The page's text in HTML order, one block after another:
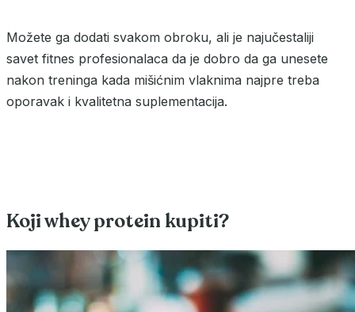
Možete ga dodati svakom obroku, ali je najučestaliji
savet fitnes profesionalaca da je dobro da ga unesete
nakon treninga kada mišićnim vlaknima najpre treba
oporavak i kvalitetna suplementacija.
Koji whey protein kupiti?